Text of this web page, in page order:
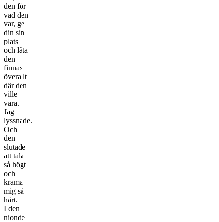
den för
vad den
var, ge
din sin
plats
och låta
den
finnas
överallt
där den
ville
vara.
Jag
lyssnade.
Och
den
slutade
att tala
så högt
och
krama
mig så
hårt.
I den
nionde